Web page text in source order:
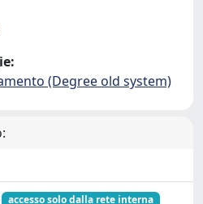
(Degree old system)
accesso solo dalla rete interna